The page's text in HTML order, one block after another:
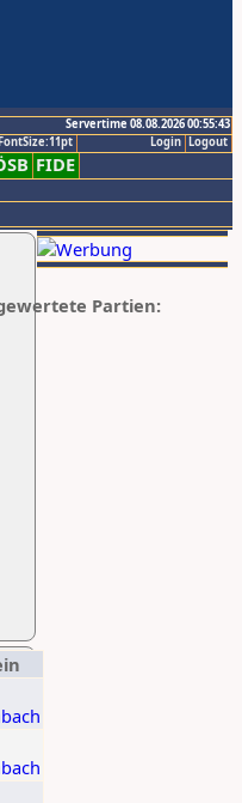
Servertime 08.08.2026 00:55:43
Logout
Login
FIDE
gewertete Partien: